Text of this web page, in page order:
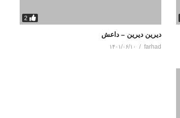
2
دیرین دیرین – داعش
farhad ۱۴۰۱/۰۶/۱۰